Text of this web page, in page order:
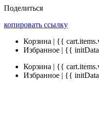
Поделиться
копировать ссылку
Корзина | {{
Избранное | {{
Корзина | {{
Избранное | {{